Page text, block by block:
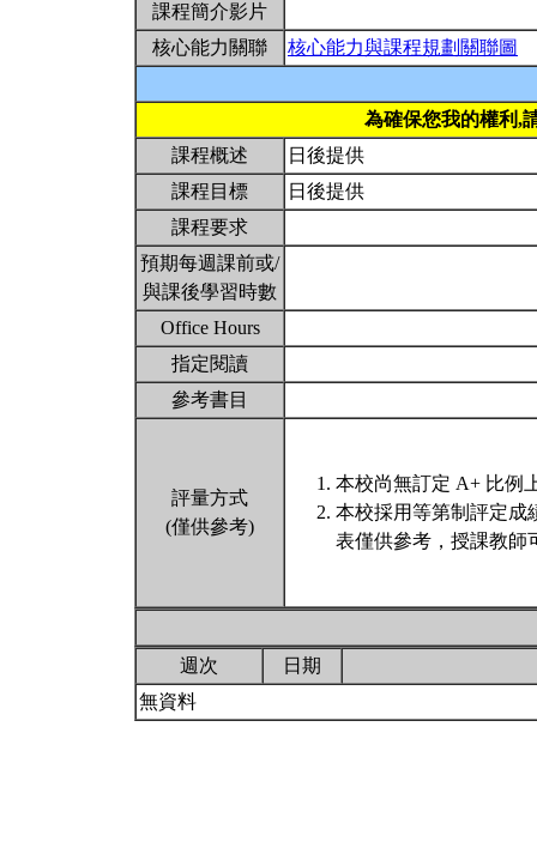
課程簡介影片
核心能力關聯
核心能力與課程規劃關聯圖
為確保您我的權利,
課程概述
日後提供
課程目標
日後提供
課程要求
預期每週課前或/
與課後學習時數
Office Hours
指定閱讀
參考書目
評量方式
(僅供參考)
本校尚無訂定 A+ 比例
本校採用等第制評定成
表僅供參考，授課教師
週次
日期
無資料